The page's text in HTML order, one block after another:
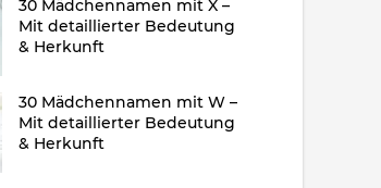
30 Mädchennamen mit X –
Mit detaillierter Bedeutung
& Herkunft
30 Mädchennamen mit W –
Mit detaillierter Bedeutung
& Herkunft